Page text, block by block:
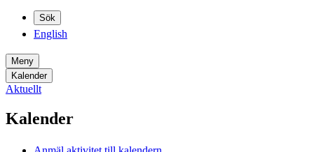
Sök
English
Meny
Kalender
Aktuellt
Kalender